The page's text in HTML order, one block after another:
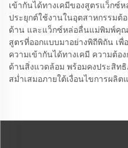
เข้ากันได้ทางเคมีของสูตรแว็กซ์
ประยุกต์ใช้งานในอุตสาหกรรมต้
ด้าน และแว็กซ์หล่อลื่นแม่พิมพ์คุ
สูตรที่ออกแบบมาอย่างพิถีพิถัน เ
ความเข้ากันได้ทางเคมี ความต้
ด้านสิ่งแวดล้อม พร้อมคงประสิท
สม่ำเสมอภายใต้เงื่อนไขการผลิ